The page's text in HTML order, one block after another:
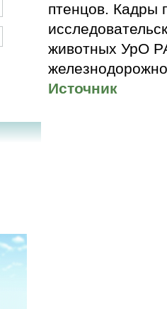
птенцов. Кадры
животных УрО
Источник